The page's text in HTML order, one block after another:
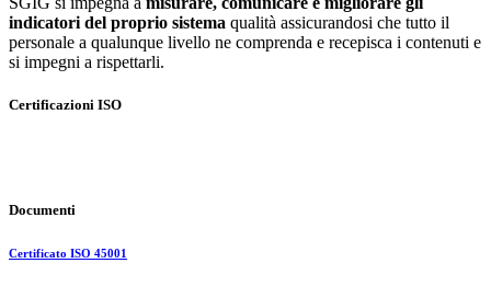
indicatori del proprio sistema qualità assicurandosi che tutto il
personale a qualunque livello ne comprenda e recepisca i contenuti e
si impegni a rispettarli.
Certificazioni ISO
Documenti
Certificato ISO 45001